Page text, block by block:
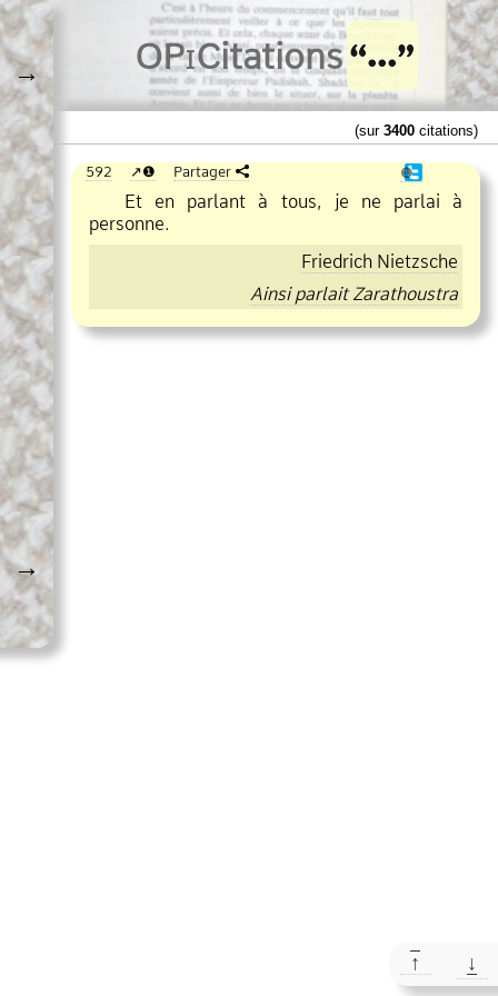
→
→
OPiCitations
(sur 3400 citations)
592 ❶ Partager ❶
Et en parlant à tous, je ne parlai à
personne.
Friedrich Nietzsche
Ainsi parlait Zarathoustra
↑ ↓